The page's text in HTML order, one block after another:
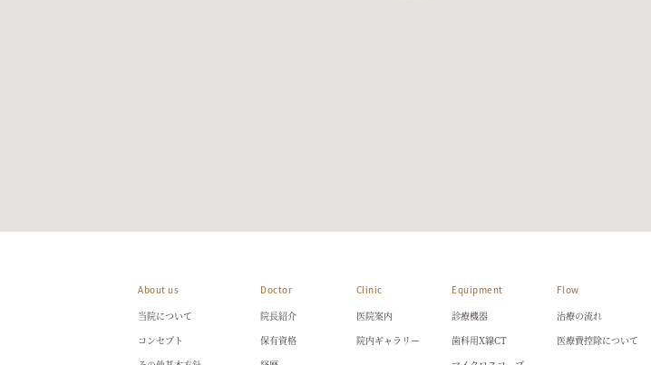
About us
当院について
コンセプト
Doctor
院長紹介
保有資格
Clinic
医院案内
院内ギャラリー
Equipment
診療機器
歯科用X線CT
Flow
治療の流れ
医療費控除について